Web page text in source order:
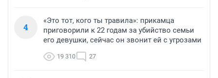
4
«Это тот, кого ты травила»: прикамца
приговорили к 22 годам за убийство семьи
его девушки, сейчас он звонит ей с угрозами
19 310 27